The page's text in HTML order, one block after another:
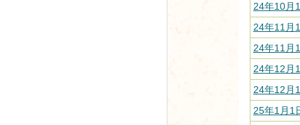
24年10月
24年11月
24年11月
24年12月
24年12月
25年1月1